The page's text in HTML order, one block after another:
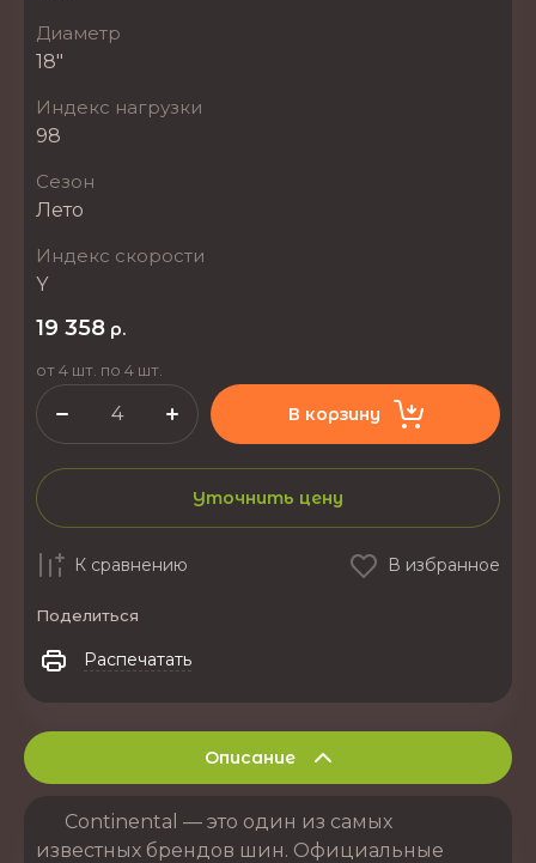
Диаметр
18"
Индекс нагрузки
98
Сезон
Лето
Индекс скорости
Y
19 358 р.
от 4 шт. по 4 шт.
В корзину
Уточнить цену
К сравнению В избранное
Поделиться
Распечатать
Описание
Continental — это один из самых
известных брендов шин. Официальные